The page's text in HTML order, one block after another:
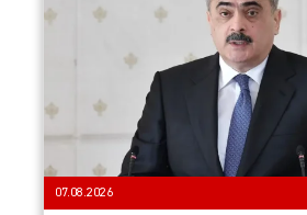
07.08.2026